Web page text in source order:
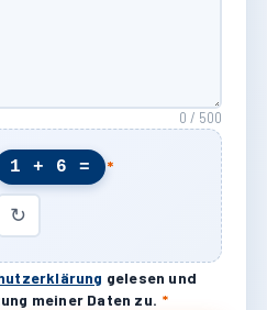
0 / 500
1 + 6 = *
↻
gelesen und
meiner Daten zu. *